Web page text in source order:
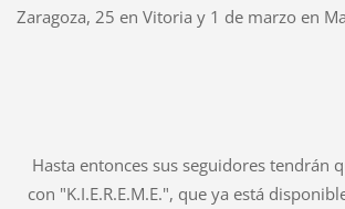
Zaragoza, 25 en Vitoria y 1 de marzo en
Hasta entonces sus seguidores tendrán
con "K.I.E.R.E.M.E.", que ya está